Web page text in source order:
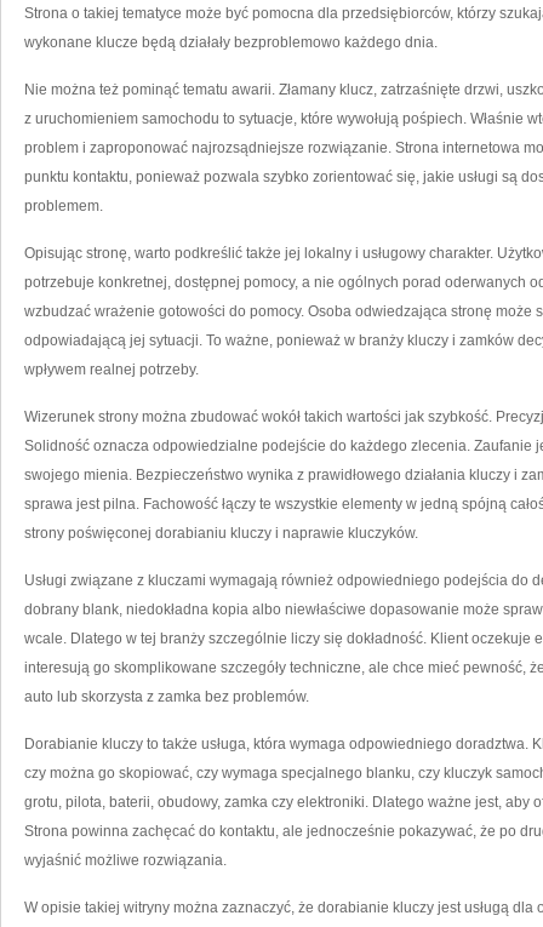
Strona o takiej tematyce może być pomocna dla przedsiębiorców, którzy
wykonane klucze będą działały bezproblemowo każdego dnia.
Nie można też pominąć tematu awarii. Złamany klucz, zatrzaśnięte drzwi,
z uruchomieniem samochodu to sytuacje, które wywołują pośpiech. Właśnie
problem i zaproponować najrozsądniejsze rozwiązanie. Strona internetowa
punktu kontaktu, ponieważ pozwala szybko zorientować się, jakie usługi są
problemem.
Opisując stronę, warto podkreślić także jej lokalny i usługowy charakter.
potrzebuje konkretnej, dostępnej pomocy, a nie ogólnych porad oderwanych
wzbudzać wrażenie gotowości do pomocy. Osoba odwiedzająca stronę może
odpowiadającą jej sytuacji. To ważne, ponieważ w branży kluczy i zamków
wpływem realnej potrzeby.
Wizerunek strony można zbudować wokół takich wartości jak szybkość.
Solidność oznacza odpowiedzialne podejście do każdego zlecenia. Zaufanie
swojego mienia. Bezpieczeństwo wynika z prawidłowego działania kluczy i
sprawa jest pilna. Fachowość łączy te wszystkie elementy w jedną spójną
strony poświęconej dorabianiu kluczy i naprawie kluczyków.
Usługi związane z kluczami wymagają również odpowiedniego podejścia do
dobrany blank, niedokładna kopia albo niewłaściwe dopasowanie może
wcale. Dlatego w tej branży szczególnie liczy się dokładność. Klient oczekuje
interesują go skomplikowane szczegóły techniczne, ale chce mieć pewność,
auto lub skorzysta z zamka bez problemów.
Dorabianie kluczy to także usługa, która wymaga odpowiedniego doradztwa.
czy można go skopiować, czy wymaga specjalnego blanku, czy kluczyk
grotu, pilota, baterii, obudowy, zamka czy elektroniki. Dlatego ważne jest, aby
Strona powinna zachęcać do kontaktu, ale jednocześnie pokazywać, że po
wyjaśnić możliwe rozwiązania.
W opisie takiej witryny można zaznaczyć, że dorabianie kluczy jest usługą